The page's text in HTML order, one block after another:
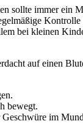
sollte immer ein
Kontrolle
bei kleinen
auf einen
bewegt.
im